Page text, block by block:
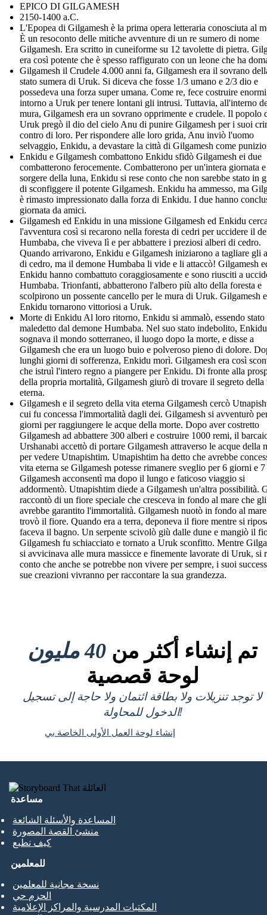
EPICO DI GILGAMESH
2150-1400 a.C.
L'Epopea di Gilgamesh è la prima opera letteraria conosciuta al
È un resoconto delle mitiche avventure di un re sumero di nome
Gilgamesh. Era scritto in cuneiforme su 12 tavolette di pietra.
era così potente che è spesso raffigurato con un leone che ha
Gilgamesh il Crudele 4.000 anni fa, Gilgamesh era il sovrano
stato sumera di Uruk. Si diceva che fosse 1/3 umano e 2/3 dio e
possedeva una forza super umana. Come re, fece costruire
intorno a Uruk per tenere lontani gli intrusi. Tuttavia, all'interno
mura, Gilgamesh era un sovrano opprimente e crudele. Il popolo
Uruk pregò il dio del cielo Anu di punire Gilgamesh per i suoi
contro di loro. Per rispondere alle loro grida, Anu inviò l'uomo
selvaggio, Enkidu, a devastare la città di Gilgamesh come
Enkidu e Gilgamesh combattono Enkidu sfidò Gilgamesh ei due
combatterono ferocemente. Combatterono per un'intera giornata
sorgere della luna, Enkidu si rese conto che non sarebbe stato in
di sconfiggere il potente Gilgamesh. Enkidu ha ammesso, ma
è rimasto impressionato dalla forza di Enkidu. I due hanno
giornata da amici.
Gilgamesh ed Enkidu in una missione Gilgamesh ed Enkidu
l'avventura così si recarono nella foresta di cedri per uccidere il
Humbaba, che viveva lì e per abbattere i preziosi alberi di cedro.
Quando arrivarono, Enkidu e Gilgamesh iniziarono a tagliare gli
di cedro, ma il demone Humbaba li vide e li attaccò! Gilgamesh
Enkidu hanno combattuto coraggiosamente e sono riusciti a
Humbaba. Trionfanti, abbatterono l'albero più alto della foresta e
scolpirono un possente cancello per le mura di Uruk. Gilgamesh
Enkidu tornarono vittoriosi a Uruk.
Morte di Enkidu Al loro ritorno, Enkidu si ammalò, essendo stato
maledetto dal demone Humbaba. Nel suo stato indebolito, Enkidu
sognava il mondo sotterraneo, il luogo dopo la morte, e disse a
Gilgamesh che era un luogo buio e polveroso pieno di dolore.
lunghi giorni di sofferenza, Enkidu morì. Gilgamesh era così
che istruì l'intero regno a piangere per Enkidu. Di fronte alla
della propria mortalità, Gilgamesh giurò di trovare il segreto della
eterna.
Gilgamesh e il segreto della vita eterna Gilgamesh cercò
cui fu concessa l'immortalità dagli dei. Gilgamesh si avventurò
giorni per raggiungere le acque della morte. Dopo aver costretto
Gilgamesh ad abbattere 300 alberi e costruire 1000 remi, il
Urshanabi accettò di portare Gilgamesh attraverso le acque della
per vedere Utnapishtim. Utnapishtim ha detto che avrebbe
vita eterna se Gilgamesh potesse rimanere sveglio per 6 giorni e
Gilgamesh acconsentì ma dopo il lungo e faticoso viaggio si
addormentò. Utnapishtim diede a Gilgamesh un'altra possibilità.
raccontò di un fiore speciale che cresceva in fondo al mare che gli
avrebbe garantito l'immortalità. Gilgamesh nuotò in fondo al
trovò il fiore. Quando era a terra, deponeva il fiore mentre si
faceva il bagno. Un serpente scivolò giù dalle dune e mangiò il
Gilgamesh fu schiacciato e tornato a Uruk sconfitto. Mentre
si avvicinava alle mura massicce e finemente lavorate di Uruk, si
conto che anche se potrebbe non vivere per sempre, i suoi
sue creazioni vivranno per raccontare la sua grandezza.
تم إنشاء أكثر من 40 مليون
لوحة قصصية
لا توجد تنزيلات ولا بطاقة ائتمان ولا حاجة إلى تسجيل
الدخول للمحاولة!
إنشاء لوحة العمل الأولى الخاصة بي
مساعدة
المساعدة والأسئلة الشائعة
منشئ القصة المصورة
كيف تطبع
للمعلمين
نسخة مجانية للمعلمين
الحزم حي
المكتبات المدرسية والمراكز الإعلامية